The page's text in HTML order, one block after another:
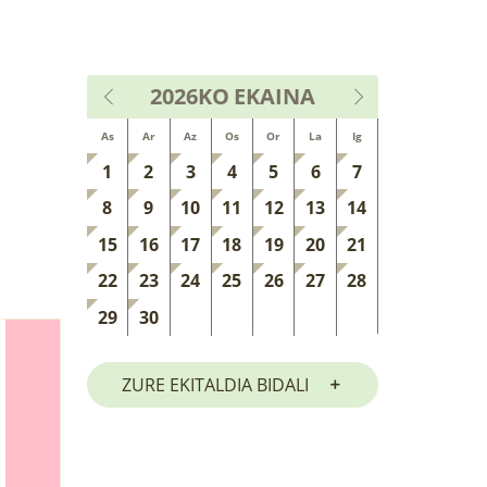
2026KO EKAINA
As Ar Az Os Or La Ig
1 2 3 4 5 6
7
8
9 10 11 12 13
14
15
16 17 18 19 20
21
22
23 24 25 26 27
28
29
30
ZURE EKITALDIA BIDALI